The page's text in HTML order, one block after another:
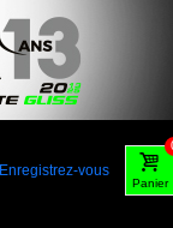
Enregistrez-vous
Panier